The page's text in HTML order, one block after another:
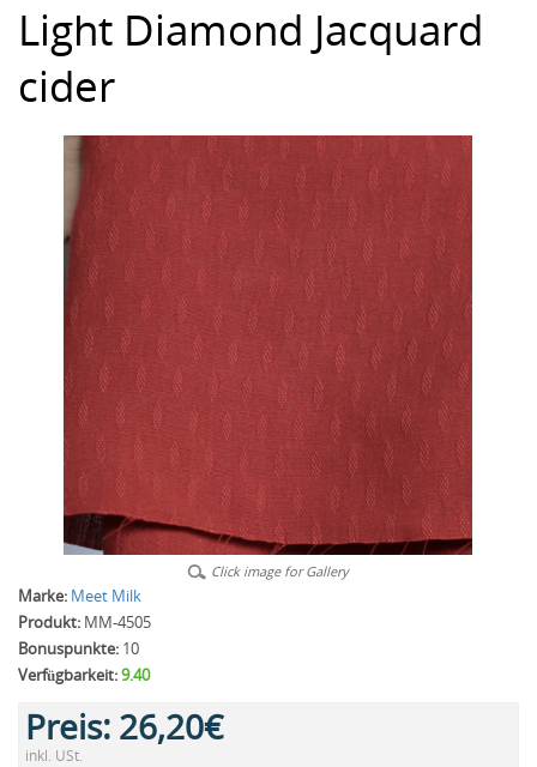
Light Diamond Jacquard
cider
Click image for Gallery
Marke: Meet Milk
Produkt: MM-4505
Bonuspunkte: 10
Verfügbarkeit:9.40
Preis: 26,20€
inkl. USt.